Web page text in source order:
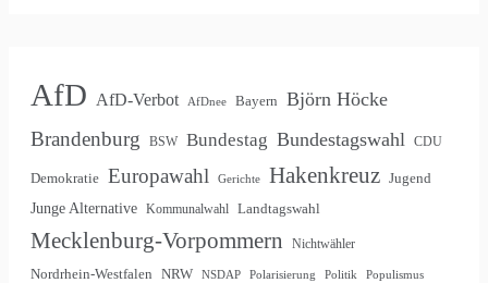
AfD AfD-Verbot AfDnee Bayern Björn Höcke
Brandenburg BSW Bundestag Bundestagswahl CDU
Demokratie Europawahl Gerichte Hakenkreuz Jugend
Junge Alternative Kommunalwahl Landtagswahl
Mecklenburg-Vorpommern Nichtwähler
Nordrhein-Westfalen NRW NSDAP Polarisierung Politik Populismus